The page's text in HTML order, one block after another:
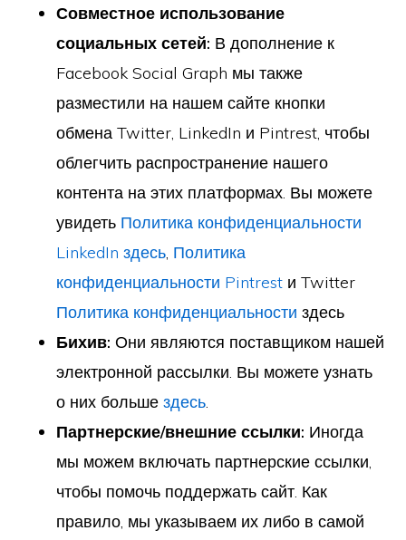
Совместное использование
социальных сетей: В дополнение к
Facebook Social Graph мы также
разместили на нашем сайте кнопки
обмена Twitter, LinkedIn и Pintrest, чтобы
облегчить распространение нашего
контента на этих платформах. Вы можете
увидеть Политика конфиденциальности
LinkedIn здесь, Политика
конфиденциальности Pintrest и Twitter
Политика конфиденциальности здесь
Бихив: Они являются поставщиком нашей
электронной рассылки. Вы можете узнать
о них большездесь.
Партнерские/внешние ссылки: Иногда
мы можем включать партнерские ссылки,
чтобы помочь поддержать сайт. Как
правило, мы указываем их либо в самой